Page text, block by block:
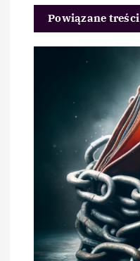
Powiązane treści